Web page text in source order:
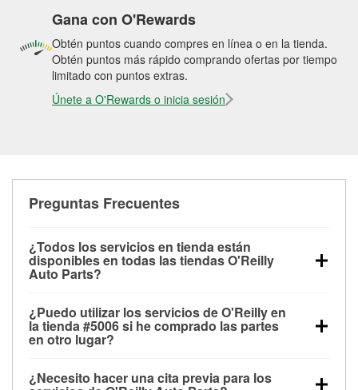
Gana con O'Rewards
Obtén puntos cuando compres en línea o en la tienda.
Obtén puntos más rápido comprando ofertas por tiempo
limitado con puntos extras.
Únete a O'Rewards o inicia sesión
Preguntas Frecuentes
¿Todos los servicios en tienda están
disponibles en todas las tiendas O'Reilly
Auto Parts?
las pruebas de batería, pruebas de alternador y
motor de arranque, revisión de la luz “Check Engine”
con O'Reilly VeriScan® e instalación de
limpiaparabrisas o bombillas, están disponibles en
¿Puedo utilizar los servicios de O'Reilly en
la tienda #5006 si he comprado las partes
en otro lugar?
de O'Reilly Auto Parts que estén disponibles en la
¿Necesito hacer una cita previa para los